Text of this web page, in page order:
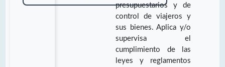
presupuestarios y de
control de viajeros y
sus bienes. Aplica y/o
supervisa el
cumplimiento de las
leyes y reglamentos